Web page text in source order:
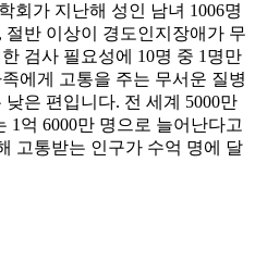
회가 지난해 성인 남녀 1006명
반 이상이 경도인지장애가 무
검사 필요성에 10명 중 1명만
에게 고통을 주는 무서운 질병
은 편입니다. 전 세계 5000만
1억 6000만 명으로 늘어난다고
고통받는 인구가 수억 명에 달